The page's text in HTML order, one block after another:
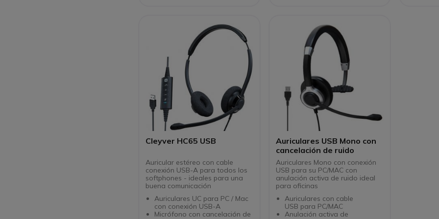
Cleyver HC65 USB
Auricular estéreo con cable
conexión USB-A para todos los
softphones - ideales para una
buena comunicación
Auriculares UC para PC / Mac
con conexión USB-A
Micrófono con cancelación de
Auriculares USB Mono con
cancelación de ruido
Auriculares Mono con conexión
USB para su PC/MAC con
anulación activa de ruido ideal
para oficinas
Auriculares con cable
USB para PC/MAC
Anulación activa de